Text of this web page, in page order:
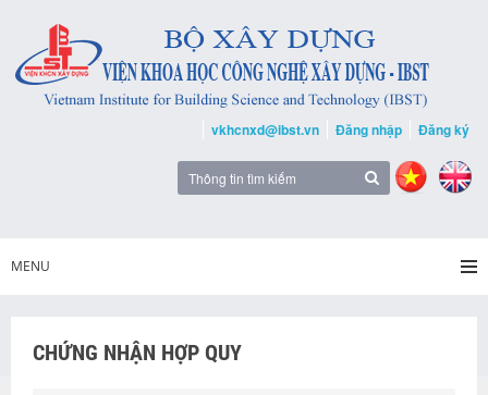
vkhcnxd@ibst.vn Đăng nhập Đăng ký
MENU
CHỨNG NHẬN HỢP QUY